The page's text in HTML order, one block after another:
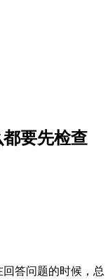
要先检查
回答问题的时候，总